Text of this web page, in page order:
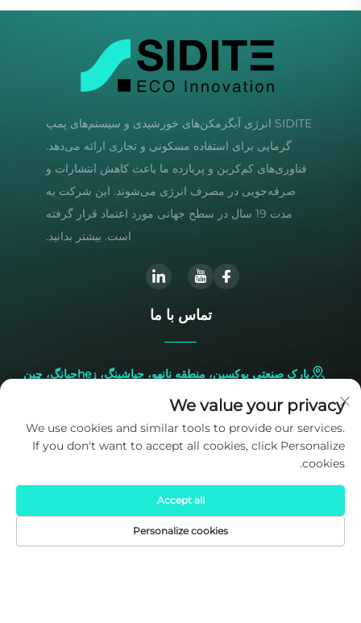
SIDITE انرژی آبگرمکن‌های خورشیدی و سیستم‌های پمپ
گرمایی برای استفاده مسکونی و تجاری ارائه می‌دهد.
فناوری‌های کم‌کربن و پربازده ما باعث کاهش انتشارات و
صرفه‌جویی در مصرف انرژی می‌شوند. این شرکت به
مدت 19 سال در سطح جهانی مورد اعتماد قرار گرفته
است. بیشتر بدانید.
تماس با ما
پارک صنعتی یوکسین، منطقه نانهو، جیاشینگ، زheجیانگ، چین
+86-573-83224422
[email protected]
We value your privacy
We use cookies and similar tools to provide our services.
If you don't want to accept all cookies, click Personalize
cookies.
Personalize cookies
Accept all